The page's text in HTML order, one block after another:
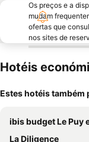
Os preços e a
mudam
ofertas que
nos sites de
Hotéis
Estes hotéis
ibis budget Le Puy
La Diligence